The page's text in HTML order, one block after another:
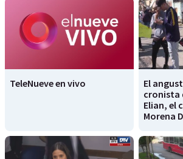
TeleNueve en vivo
El
cronista
Elian, el
Morena